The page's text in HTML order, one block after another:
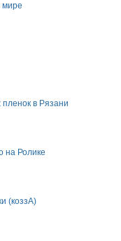
в Рязани
на Ролике
(коззА)